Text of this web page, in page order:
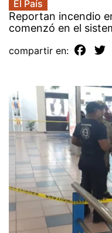
El País
Reportan incendio
comenzó en el
compartir en: